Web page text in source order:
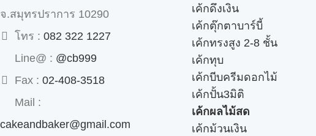
จ.สมุทรปราการ 10290
โทร : 082 322 1227
Line@ : @cb999
Fax : 02-408-3518
Mail :
cakeandbaker@gmail.com
เค้กดึงเงิน
เค้กตุ๊กตาบาร์บี้
เค้กทรงสูง 2-8 ชั้น
เค้กทุบ
เค้กบีบครีมดอกไม้
เค้กปั้น3มิติ
เค้กผลไม้สด
เค้กม้วนเงิน